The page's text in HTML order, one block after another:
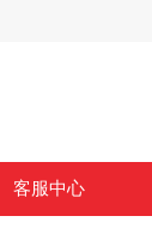
客服中心